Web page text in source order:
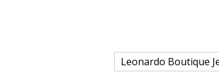
Leonardo Boutique